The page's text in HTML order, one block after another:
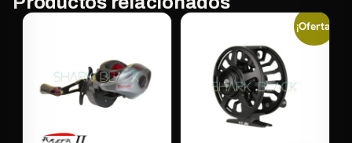
¡Oferta!